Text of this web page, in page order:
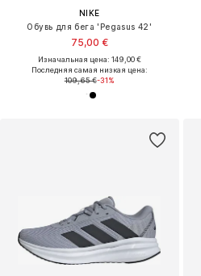
NIKE
Обувь для бега 'Pegasus 42'
75,00 €
Изначальная цена: 149,00 €
Последняя самая низкая цена:
109,65 €-31%